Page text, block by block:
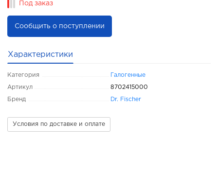
Под заказ
Сообщить о поступлении
Характеристики
Категория Галогенные
Артикул 8702415000
Бренд Dr. Fischer
Условия по доставке и оплате